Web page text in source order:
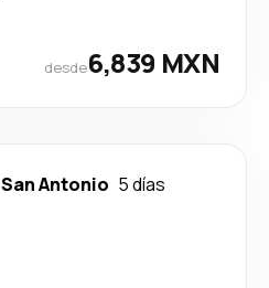
desde6,839 MXN
San Antonio 5 días